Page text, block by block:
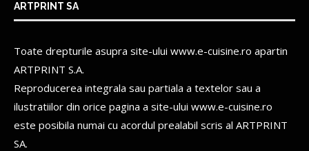
ARTPRINT SA
Toate drepturile asupra site-ului www.e-cuisine.ro apartin
ARTPRINT S.A.
Reproducerea integrala sau partiala a textelor sau a
ilustratiilor din orice pagina a site-ului www.e-cuisine.ro
este posibila numai cu acordul prealabil scris al ARTPRINT
SA.